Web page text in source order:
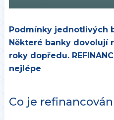
Podmínky jednotlivých
Některé banky dovolují
roky dopředu.
nejlépe
Co je